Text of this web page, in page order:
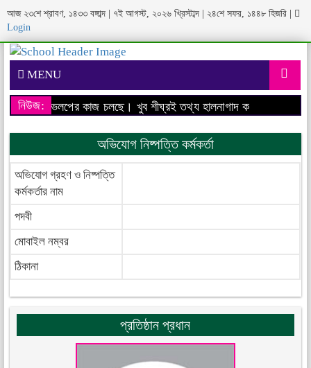
আজ ২৩শে শ্রাবণ, ১৪৩৩ বঙ্গাব্দ | ৭ই আগস্ট, ২০২৬ খ্রিস্টাব্দ | ২৪শে সফর, ১৪৪৮ হিজরি
Login
MENU
নিউজ:ডেভেলপের কাজ চলছে। খুব শীঘ্রই তথ্য হালনাগাদ করা হবে।
অভিযোগ নিষ্পত্তি কর্মকর্তা
অভিযোগ গ্রহণ ও নিষ্পত্তি
কর্মকর্তার নাম
পদবী
মোবাইল নম্বর
ঠিকানা
প্রতিষ্ঠান প্রধান